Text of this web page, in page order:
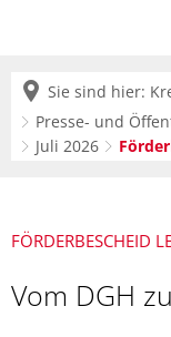
Sie sind hier:
Presse- und
Juli 2026
FÖRDERBESCHEID
Vom DGH